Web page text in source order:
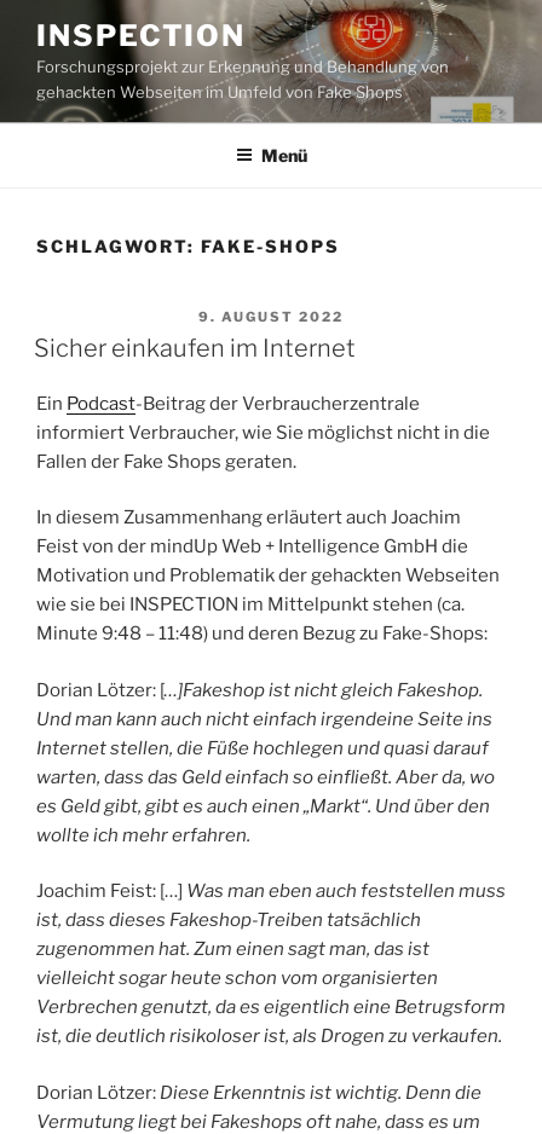
Inhalt
springen
INSPECTION
Forschungsprojekt zur Erkennung und Behandlung von
gehackten Webseiten im Umfeld von Fake Shops
Menü
SCHLAGWORT: FAKE-SHOPS
VERÖFFENTLICHT
9. AUGUST 2022
Sicher einkaufen im Internet
Ein Podcast-Beitrag der Verbraucherzentrale
informiert Verbraucher, wie Sie möglichst nicht in die
Fallen der Fake Shops geraten.
In diesem Zusammenhang erläutert auch Joachim
Feist von der mindUp Web + Intelligence GmbH die
Motivation und Problematik der gehackten Webseiten
wie sie bei INSPECTION im Mittelpunkt stehen (ca.
Minute 9:48 – 11:48) und deren Bezug zu Fake-Shops:
Dorian Lötzer: […]Fakeshop ist nicht gleich Fakeshop.
Und man kann auch nicht einfach irgendeine Seite ins
Internet stellen, die Füße hochlegen und quasi darauf
warten, dass das Geld einfach so einfließt. Aber da, wo
es Geld gibt, gibt es auch einen „Markt“. Und über den
wollte ich mehr erfahren.
Joachim Feist: […] Was man eben auch feststellen muss
ist, dass dieses Fakeshop-Treiben tatsächlich
zugenommen hat. Zum einen sagt man, das ist
vielleicht sogar heute schon vom organisierten
Verbrechen genutzt, da es eigentlich eine Betrugsform
ist, die deutlich risikoloser ist, als Drogen zu verkaufen.
Dorian Lötzer: Diese Erkenntnis ist wichtig. Denn die
Vermutung liegt bei Fakeshops oft nahe, dass es um